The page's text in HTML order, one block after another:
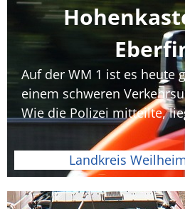
Auf der WM 1 ist es heute
einem schweren
Wie die Polizei mitteilte,
Landkreis